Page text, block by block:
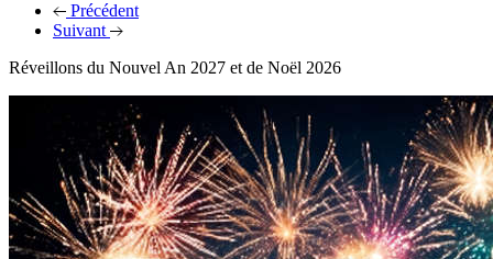
Précédent
Suivant
Réveillons du Nouvel An 2027 et de Noël 2026